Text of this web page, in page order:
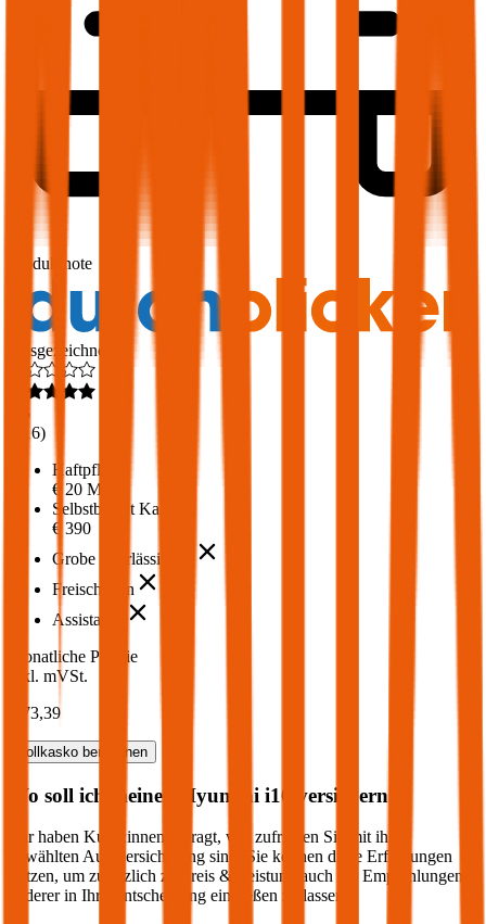
Produktnote
Ausgezeichnet
4,6
216)
Haftpflicht
€ 20 Mio.
Selbstbehalt Kasko
€ 390
Grobe Fahrlässigkeit
Freischaden
Assistance
Monatliche Prämie
inkl. mVSt.
€ 73,39
Vollkasko berechnen
Wo soll ich meinen Hyundai i10 versichern?
Wir haben Kund:innen befragt, wie zufrieden Sie mit ihrer
gewählten Autoversicherung sind. Sie können diese Erfahrungen
nutzen, um zusätzlich zu Preis & Leistung auch die Empfehlungen
anderer in Ihre Entscheidung einfließen zu lassen: